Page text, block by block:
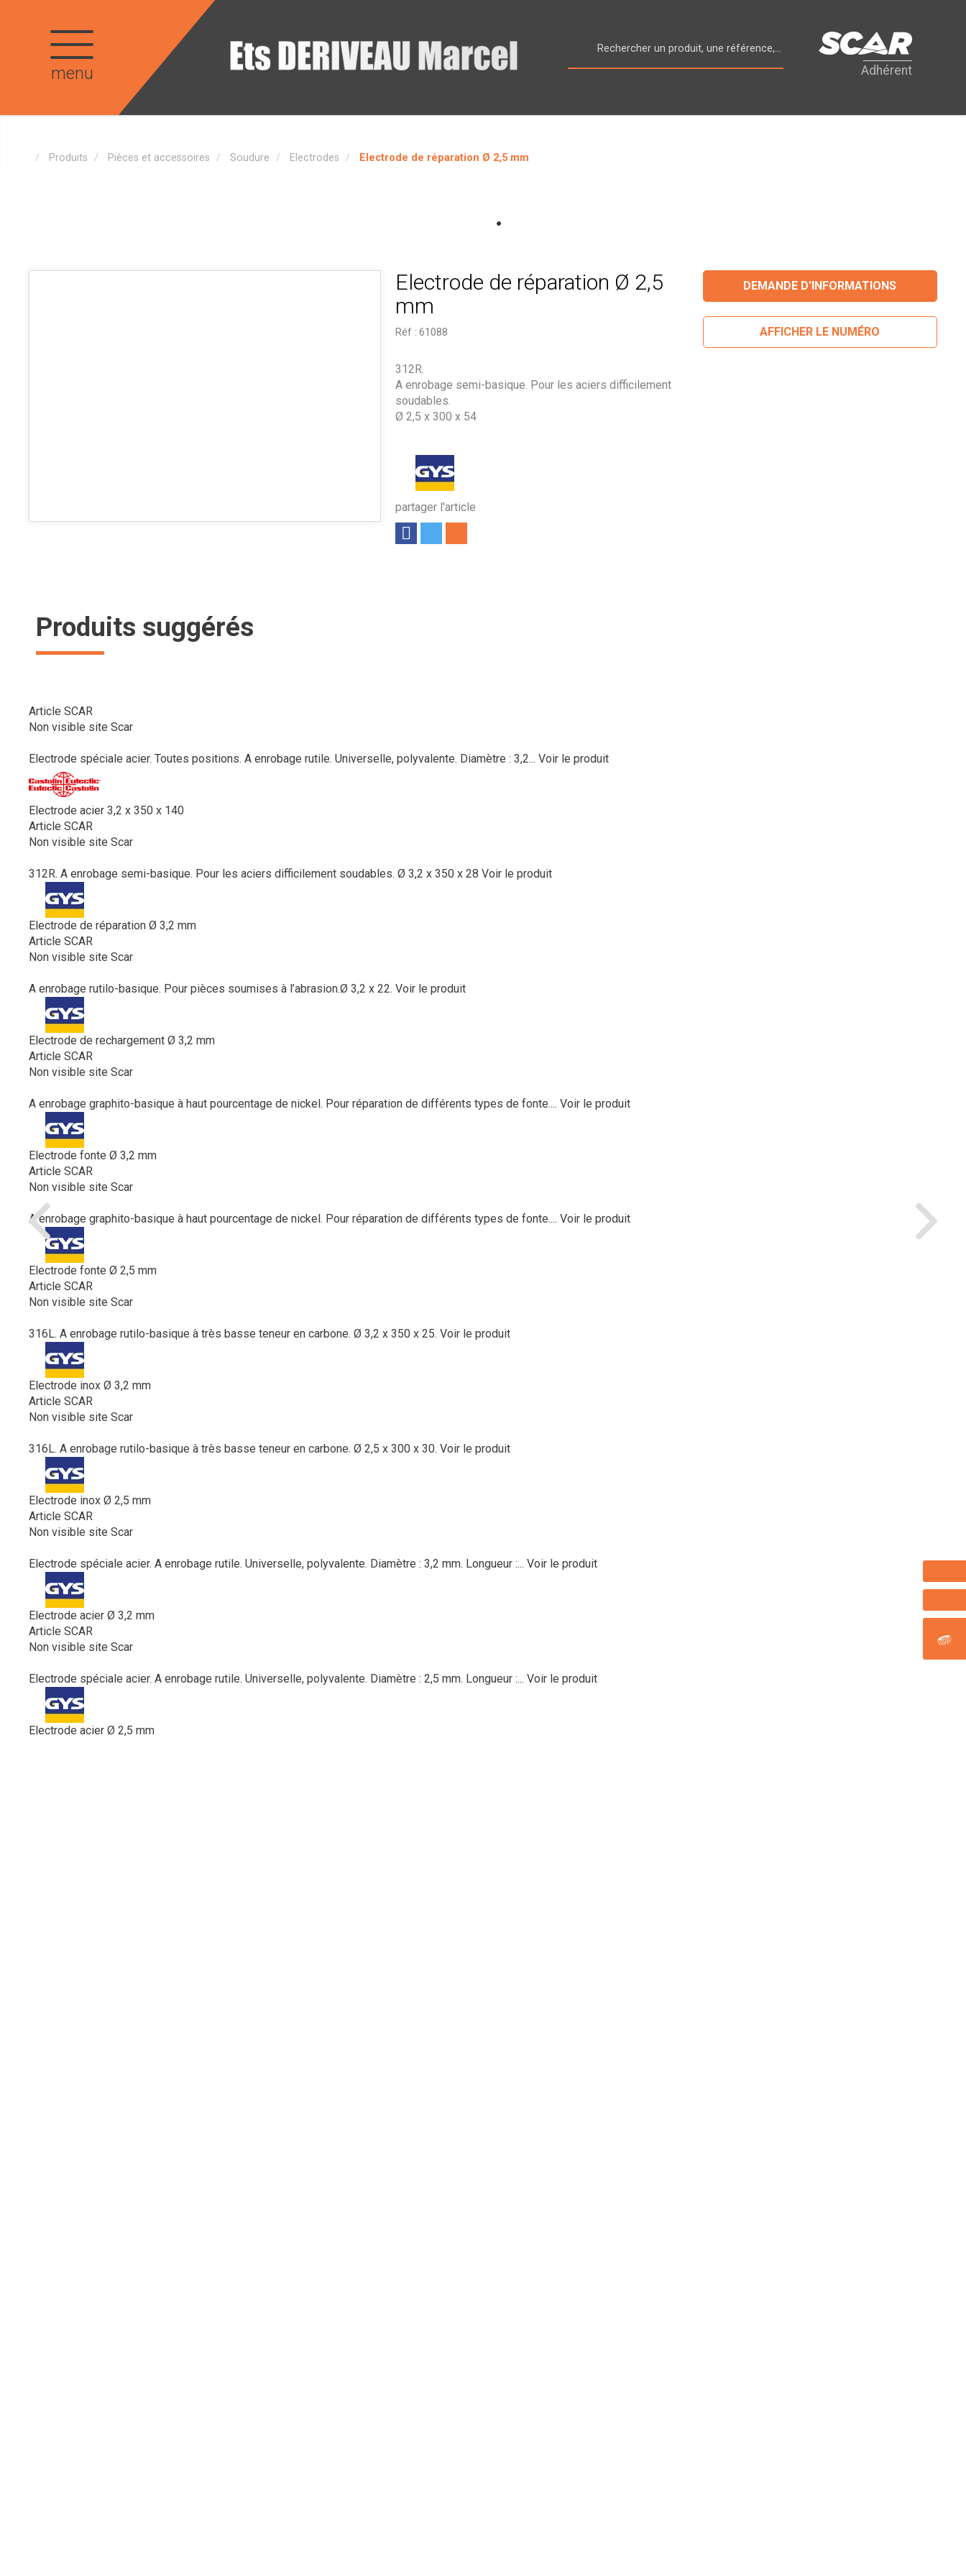
menu Adhérent
Produits Pièces et accessoires Soudure Electrodes Electrode de réparation Ø 2,5 mm
Electrode de réparation Ø 2,5
mm
Réf : 61088
partager l'article
312R.
A enrobage semi-basique. Pour les aciers difficilement
soudables.
Ø 2,5 x 300 x 54
DEMANDE D'INFORMATIONS
AFFICHER LE NUMÉRO
Produits suggérés
Article SCAR
Non visible site Scar
Electrode spéciale acier. Toutes positions. A enrobage rutile. Universelle, polyvalente. Diamètre : 3,2... Voir le produit
Electrode acier 3,2 x 350 x 140
Article SCAR
Non visible site Scar
312R. A enrobage semi-basique. Pour les aciers difficilement soudables. Ø 3,2 x 350 x 28 Voir le produit
Electrode de réparation Ø 3,2 mm
Article SCAR
Non visible site Scar
A enrobage rutilo-basique. Pour pièces soumises à l’abrasion.Ø 3,2 x 22. Voir le produit
Electrode de rechargement Ø 3,2 mm
Article SCAR
Non visible site Scar
A enrobage graphito-basique à haut pourcentage de nickel. Pour réparation de différents types de fonte.... Voir le produit
Electrode fonte Ø 3,2 mm
Article SCAR
Non visible site Scar
A enrobage graphito-basique à haut pourcentage de nickel. Pour réparation de différents types de fonte.... Voir le produit
Electrode fonte Ø 2,5 mm
Article SCAR
Non visible site Scar
316L. A enrobage rutilo-basique à très basse teneur en carbone. Ø 3,2 x 350 x 25. Voir le produit
Electrode inox Ø 3,2 mm
Article SCAR
Non visible site Scar
316L. A enrobage rutilo-basique à très basse teneur en carbone. Ø 2,5 x 300 x 30. Voir le produit
Electrode inox Ø 2,5 mm
Article SCAR
Non visible site Scar
Electrode spéciale acier. A enrobage rutile. Universelle, polyvalente. Diamètre : 3,2 mm. Longueur :... Voir le produit
Electrode acier Ø 3,2 mm
Article SCAR
Non visible site Scar
Electrode spéciale acier. A enrobage rutile. Universelle, polyvalente. Diamètre : 2,5 mm. Longueur :... Voir le produit
Electrode acier Ø 2,5 mm